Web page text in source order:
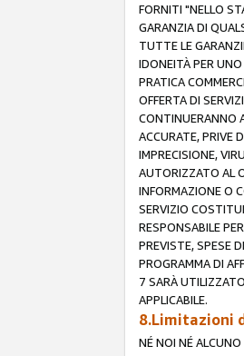
FORNITI "NELLO
GARANZIA DI
TUTTE LE
IDONEITÀ PER
PRATICA
OFFERTA DI
CONTINUERANNO
ACCURATE, PRIVE
IMPRECISIONE,
AUTORIZZATO AL
INFORMAZIONE O
SERVIZIO
RESPONSABILE
PREVISTE, SPESE
PROGRAMMA DI
7 SARÀ
APPLICABILE.
8.Limitazioni
NÉ NOI NÉ